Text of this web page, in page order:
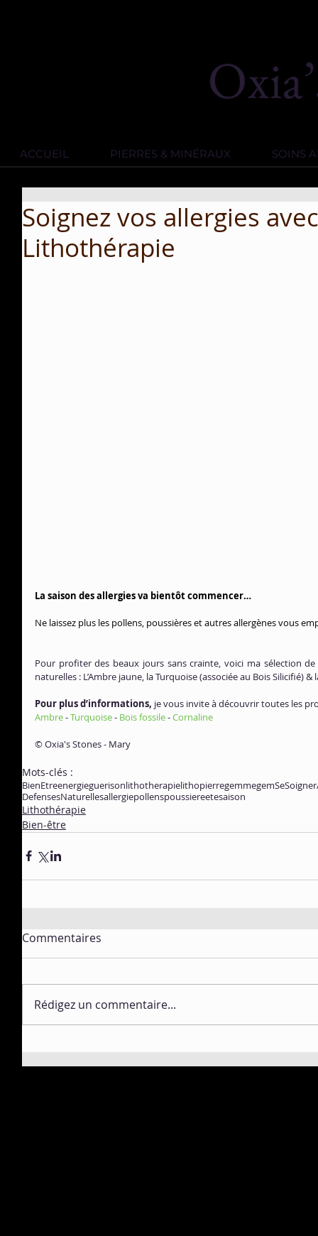
ACCUEIL PIERRES & MINÉRAUX SOINS
Soignez vos allergies
Lithothérapie
La saison des allergies va bientôt commencer…
Ne laissez plus les pollens, poussières et autres allergènes vous
Pour profiter des beaux jours sans crainte, voici ma sélection
naturelles : L’Ambre jaune, la Turquoise (associée au Bois Silicifié) &
Pour plus d’informations, je vous invite à découvrir toutes les
Ambre - Turquoise - Bois fossile - Cornaline
© Oxia's Stones - Mary
Mots-clés :
BienEtreenergieguerisonlithotherapielithopierregemmegem
DefensesNaturellesallergiepollenspoussiereetesaison
Lithothérapie
Bien-être
Commentaires
Rédigez un commentaire...